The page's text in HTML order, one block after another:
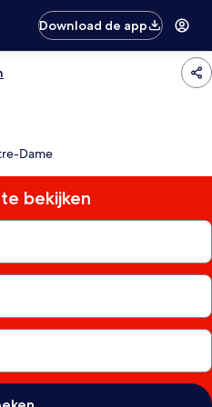
Download de app
Dame
bekijken